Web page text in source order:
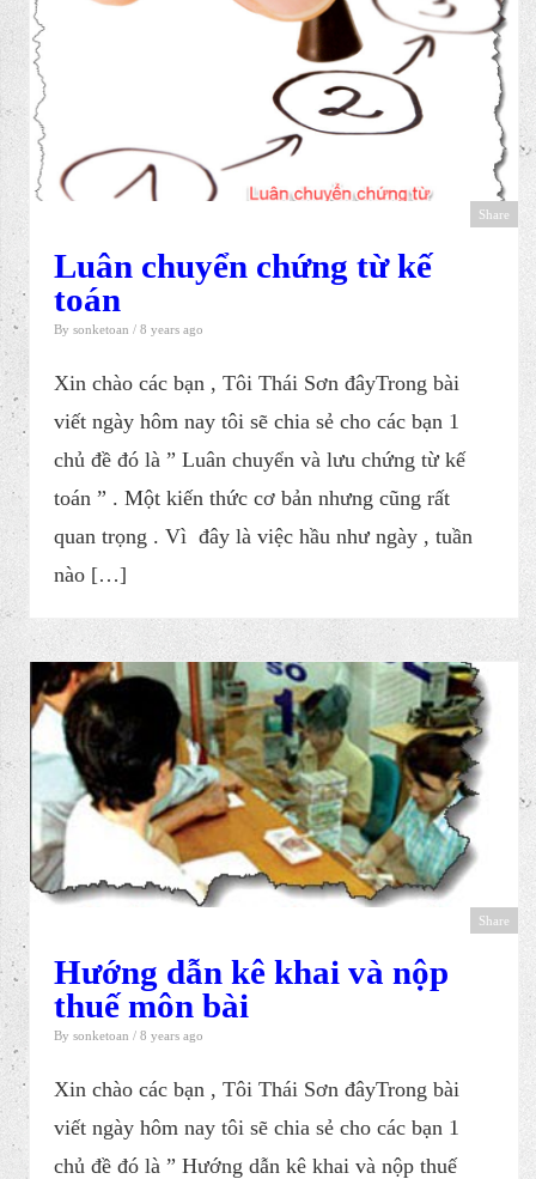
Share
Luân chuyển chứng từ kế
toán
By sonketoan / 8 years ago
Xin chào các bạn , Tôi Thái Sơn đâyTrong bài
viết ngày hôm nay tôi sẽ chia sẻ cho các bạn 1
chủ đề đó là ​” Luân chuyển và lưu chứng từ kế
toán ” . Một kiến thức cơ bản nhưng cũng rất
quan trọng . Vì đây là việc hầu như ngày , tuần
nào […]
Share
Hướng dẫn kê khai và nộp
thuế môn bài
By sonketoan / 8 years ago
Xin chào các bạn , Tôi Thái Sơn đâyTrong bài
viết ngày hôm nay tôi sẽ chia sẻ cho các bạn 1
chủ đề đó là ​” Hướng dẫn kê khai và nộp thuế